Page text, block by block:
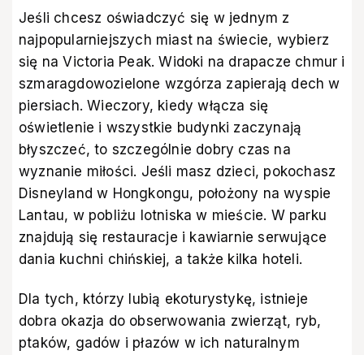
Jeśli chcesz oświadczyć się w jednym z
najpopularniejszych miast na świecie, wybierz
się na Victoria Peak. Widoki na drapacze chmur i
szmaragdowozielone wzgórza zapierają dech w
piersiach. Wieczory, kiedy włącza się
oświetlenie i wszystkie budynki zaczynają
błyszczeć, to szczególnie dobry czas na
wyznanie miłości. Jeśli masz dzieci, pokochasz
Disneyland w Hongkongu, położony na wyspie
Lantau, w pobliżu lotniska w mieście. W parku
znajdują się restauracje i kawiarnie serwujące
dania kuchni chińskiej, a także kilka hoteli.
Dla tych, którzy lubią ekoturystykę, istnieje
dobra okazja do obserwowania zwierząt, ryb,
ptaków, gadów i płazów w ich naturalnym